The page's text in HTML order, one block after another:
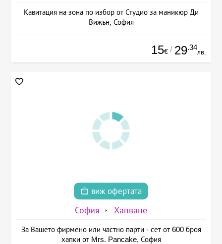
Кавитация на зона по избор от Студио за маникюр Ди
Вижън, София
15€ / 29.34
лв.
виж офертата
София Хапване
За Вашето фирмено или частно парти - сет от 600 броя
хапки от Mrs. Pancake, София